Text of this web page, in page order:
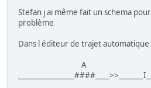
Stefan j ai même fait un schema
problème
Dans l éditeur de trajet
A